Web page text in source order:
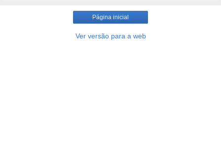
Página inicial
Ver versão para a web